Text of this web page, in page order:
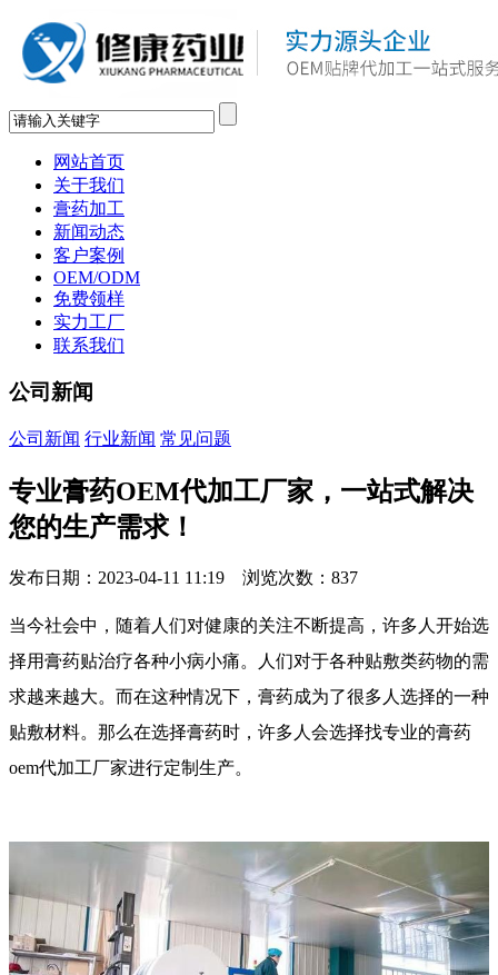
网站首页
关于我们
膏药加工
新闻动态
客户案例
OEM/ODM
免费领样
实力工厂
联系我们
公司新闻
公司新闻 行业新闻 常见问题
专业膏药OEM代加工厂家，一站式解决
您的生产需求！
发布日期：2023-04-11 11:19 浏览次数： 837
当今社会中，随着人们对健康的关注不断提高，许多人开始选
择用膏药贴治疗各种小病小痛。人们对于各种贴敷类药物的需
求越来越大。而在这种情况下，膏药成为了很多人选择的一种
贴敷材料。那么在选择膏药时，许多人会选择找专业的膏药
oem代加工厂家进行定制生产。